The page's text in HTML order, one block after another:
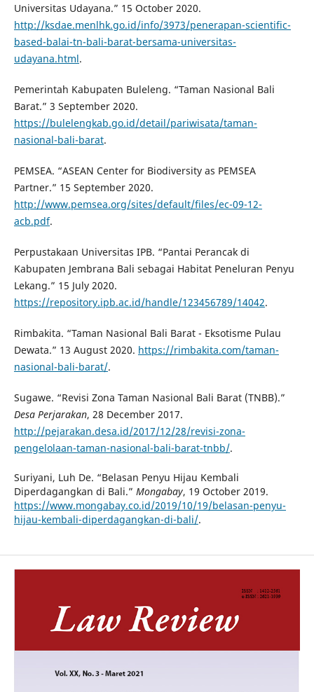
Universitas Udayana.” 15 October 2020.
http://ksdae.menlhk.go.id/info/3973/penerapan-scientific-
based-balai-tn-bali-barat-bersama-universitas-
udayana.html.
Pemerintah Kabupaten Buleleng. “Taman Nasional Bali
Barat.” 3 September 2020.
https://bulelengkab.go.id/detail/pariwisata/taman-
nasional-bali-barat.
PEMSEA. “ASEAN Center for Biodiversity as PEMSEA
Partner.” 15 September 2020.
http://www.pemsea.org/sites/default/files/ec-09-12-
acb.pdf.
Perpustakaan Universitas IPB. “Pantai Perancak di
Kabupaten Jembrana Bali sebagai Habitat Peneluran Penyu
Lekang.” 15 July 2020.
https://repository.ipb.ac.id/handle/123456789/14042.
Rimbakita. “Taman Nasional Bali Barat - Eksotisme Pulau
Dewata.” 13 August 2020. https://rimbakita.com/taman-
nasional-bali-barat/.
Sugawe. “Revisi Zona Taman Nasional Bali Barat (TNBB).”
Desa Perjarakan, 28 December 2017.
http://pejarakan.desa.id/2017/12/28/revisi-zona-
pengelolaan-taman-nasional-bali-barat-tnbb/.
Suriyani, Luh De. “Belasan Penyu Hijau Kembali
Diperdagangkan di Bali.” Mongabay, 19 October 2019.
https://www.mongabay.co.id/2019/10/19/belasan-penyu-
hijau-kembali-diperdagangkan-di-bali/.